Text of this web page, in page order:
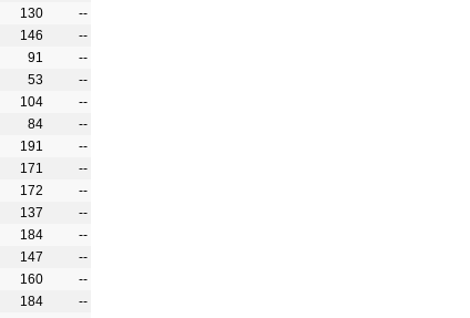
130
--
146
--
91
--
53
--
104
--
84
--
191
--
171
--
172
--
137
--
184
--
147
--
160
--
184
--